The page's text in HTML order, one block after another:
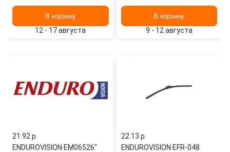
В корзину
12 - 17 августа
В корзину
9 - 12 августа
21.92 p.
ENDUROVISION·EM06526"
22.13 p.
ENDUROVISION·EFR-048